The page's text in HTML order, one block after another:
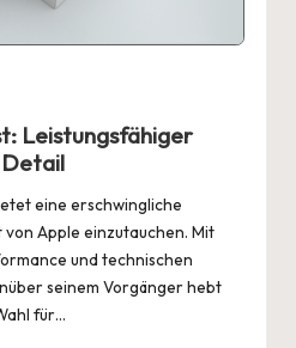
Leistungsfähiger
eine erschwingliche
Apple einzutauchen. Mit
und technischen
seinem Vorgänger hebt
für…